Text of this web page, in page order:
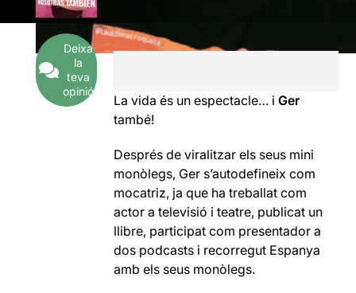
Deixa
la
teva
opinió
La vida és un espectacle… iGer
també!
Després de viralitzar els seus mini
monòlegs, Ger s’autodefineix com
mocatriz, ja que ha treballat com
actor a televisió i teatre, publicat un
llibre, participat com presentador a
dos podcasts i recorregut Espanya
amb els seus monòlegs.